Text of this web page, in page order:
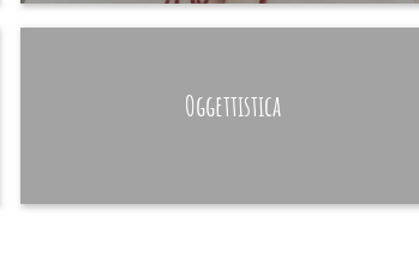
HAND MADE
Oggettistica